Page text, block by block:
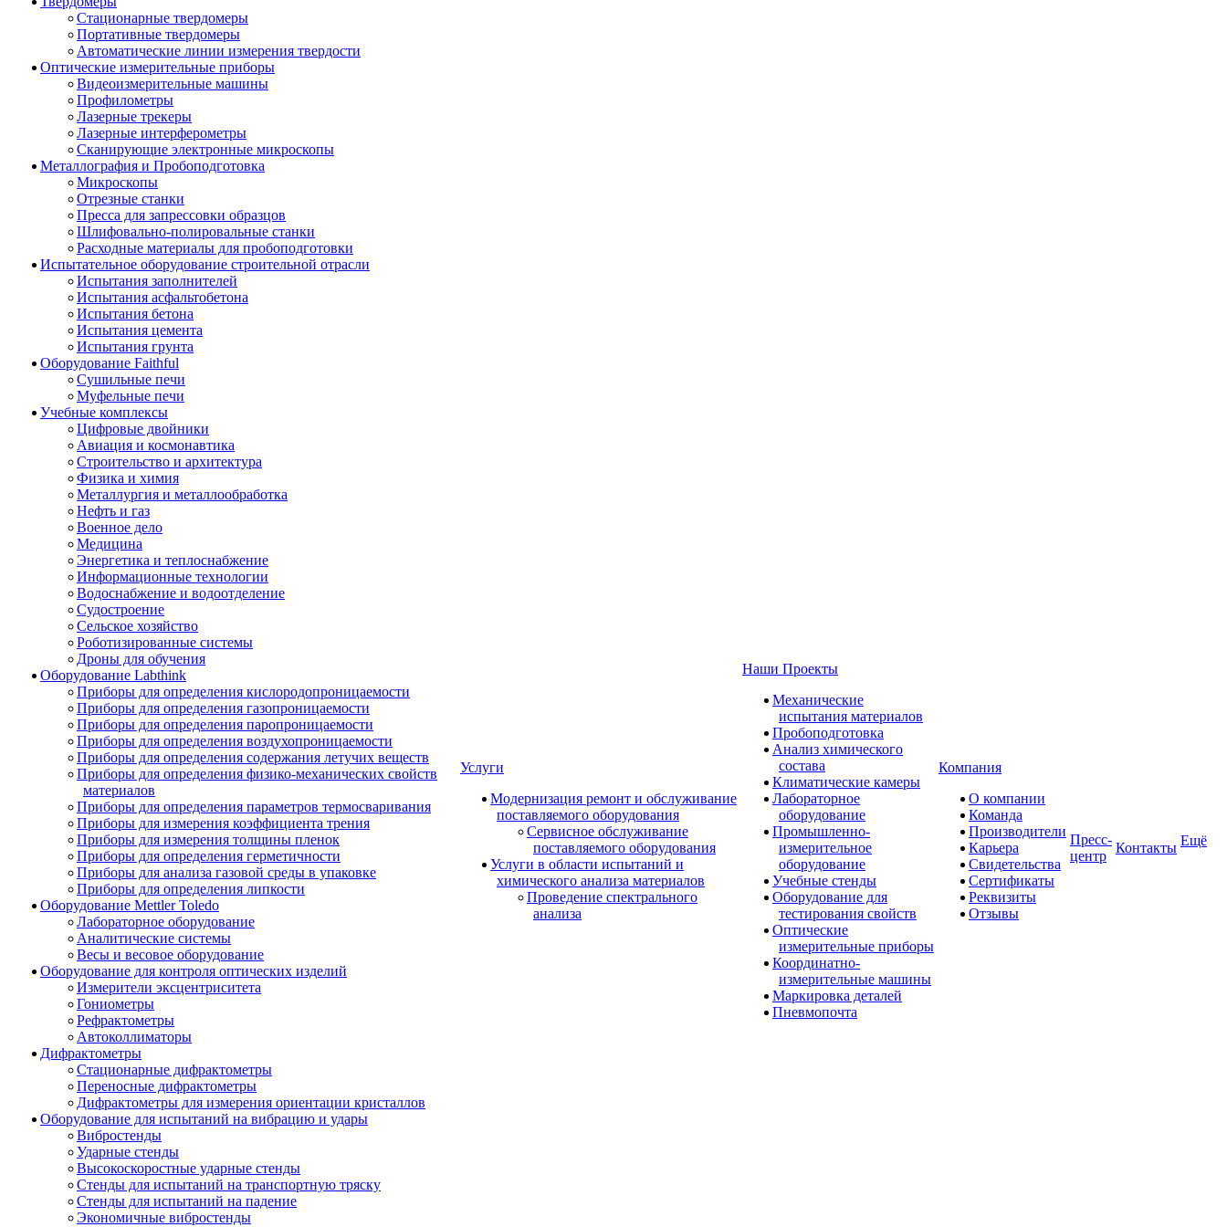
Стационарные твердомеры
Портативные твердомеры
Автоматические линии измерения твердости
Оптические измерительные приборы
Видеоизмерительные машины
Профилометры
Лазерные трекеры
Лазерные интерферометры
Сканирующие электронные микроскопы
Металлография и Пробоподготовка
Микроскопы
Отрезные станки
Пресса для запрессовки образцов
Шлифовально-полировальные станки
Расходные материалы для пробоподготовки
Испытательное оборудование строительной отрасли
Испытания заполнителей
Испытания асфальтобетона
Испытания бетона
Испытания цемента
Испытания грунта
Оборудование Faithful
Сушильные печи
Муфельные печи
Учебные комплексы
Цифровые двойники
Авиация и космонавтика
Строительство и архитектура
Физика и химия
Металлургия и металлообработка
Нефть и газ
Военное дело
Медицина
Энергетика и теплоснабжение
Информационные технологии
Водоснабжение и водоотделение
Судостроение
Сельское хозяйство
Роботизированные системы
Дроны для обучения
Оборудование Labthink
Приборы для определения кислородопроницаемости
Приборы для определения газопроницаемости
Приборы для определения паропроницаемости
Приборы для определения воздухопроницаемости
Приборы для определения содержания летучих веществ
Приборы для определения физико-механических свойств
материалов
Приборы для определения параметров термосваривания
Приборы для измерения коэффициента трения
Приборы для измерения толщины пленок
Приборы для определения герметичности
Приборы для анализа газовой среды в упаковке
Приборы для определения липкости
Оборудование Mettler Toledo
Лабораторное оборудование
Аналитические системы
Весы и весовое оборудование
Оборудование для контроля оптических изделий
Измерители эксцентриситета
Гониометры
Рефрактометры
Автоколлиматоры
Дифрактометры
Стационарные дифрактометры
Переносные дифрактометры
Дифрактометры для измерения ориентации кристаллов
Оборудование для испытаний на вибрацию и удары
Вибростенды
Ударные стенды
Высокоскоростные ударные стенды
Стенды для испытаний на транспортную тряску
Стенды для испытаний на падение
Экономичные вибростенды
Услуги
Модернизация ремонт и обслуживание
поставляемого оборудования
Сервисное обслуживание
поставляемого оборудования
Услуги в области испытаний и
химического анализа материалов
Проведение спектрального
анализа
Наши Проекты
Механические
испытания материалов
Пробоподготовка
Анализ химического
состава
Климатические камеры
Лабораторное
оборудование
Промышленно-
измерительное
оборудование
Учебные стенды
Оборудование для
тестирования свойств
Оптические
измерительные приборы
Координатно-
измерительные машины
Маркировка деталей
Пневмопочта
Компания
О компании
Команда
Производители
Карьера
Свидетельства
Сертификаты
Реквизиты
Отзывы
Пресс-
центр
Контакты Ещё